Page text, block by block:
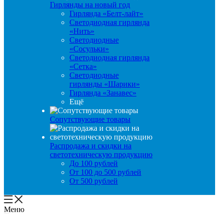
Гирлянды на новый год
Гирлянда «Белт-лайт»
Светодиодная гирлянда
«Нить»
Светодиодные
«Сосульки»
Светодиодная гирлянда
«Сетка»
Светодиодные
гирлянды «Шарики»
Гирлянда «Занавес»
Ещё
Сопутствующие товары
Распродажа и скидки на
светотехническую продукцию
До 100 рублей
От 100 до 500 рублей
От 500 рублей
Меню